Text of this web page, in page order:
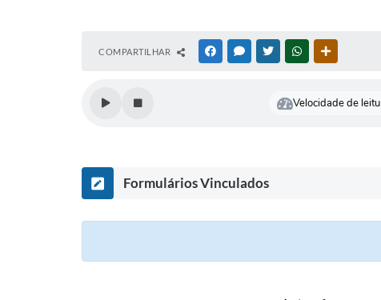
COMPARTILHAR FACEBOOKMESSENGER
TWITTERWHATSAPP
Velocidade de
Formulários Vinculados